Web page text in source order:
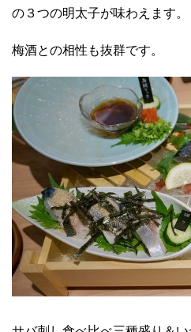
の３つの明太子が味わえます。
梅酒との相性も抜群です。